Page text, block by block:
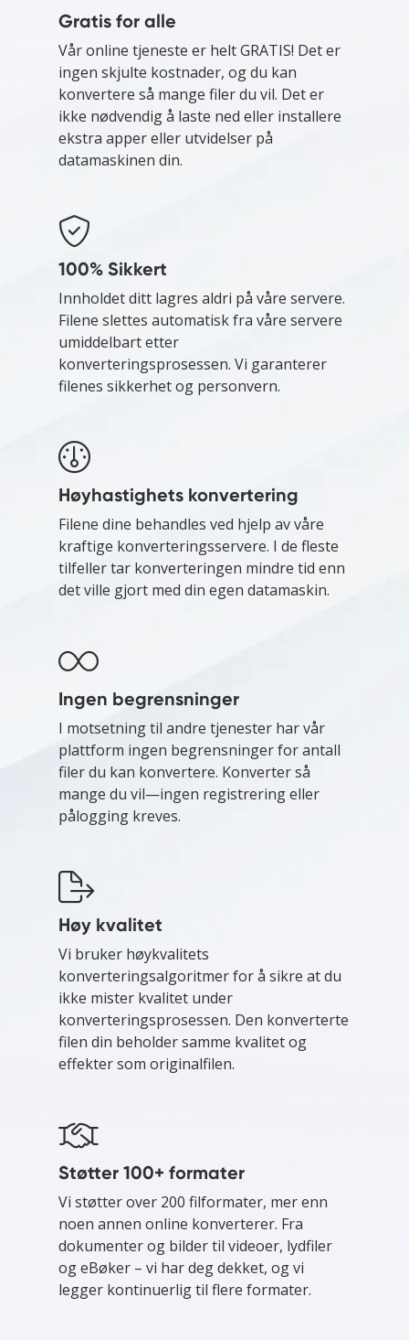
Gratis for alle
Vår online tjeneste er helt GRATIS! Det er
ingen skjulte kostnader, og du kan
konvertere så mange filer du vil. Det er
ikke nødvendig å laste ned eller installere
ekstra apper eller utvidelser på
datamaskinen din.
100% Sikkert
Innholdet ditt lagres aldri på våre servere.
Filene slettes automatisk fra våre servere
umiddelbart etter
konverteringsprosessen. Vi garanterer
filenes sikkerhet og personvern.
Høyhastighets konvertering
Filene dine behandles ved hjelp av våre
kraftige konverteringsservere. I de fleste
tilfeller tar konverteringen mindre tid enn
det ville gjort med din egen datamaskin.
Ingen begrensninger
I motsetning til andre tjenester har vår
plattform ingen begrensninger for antall
filer du kan konvertere. Konverter så
mange du vil—ingen registrering eller
pålogging kreves.
Høy kvalitet
Vi bruker høykvalitets
konverteringsalgoritmer for å sikre at du
ikke mister kvalitet under
konverteringsprosessen. Den konverterte
filen din beholder samme kvalitet og
effekter som originalfilen.
Støtter 100+ formater
Vi støtter over 200 filformater, mer enn
noen annen online konverterer. Fra
dokumenter og bilder til videoer, lydfiler
og eBøker – vi har deg dekket, og vi
legger kontinuerlig til flere formater.